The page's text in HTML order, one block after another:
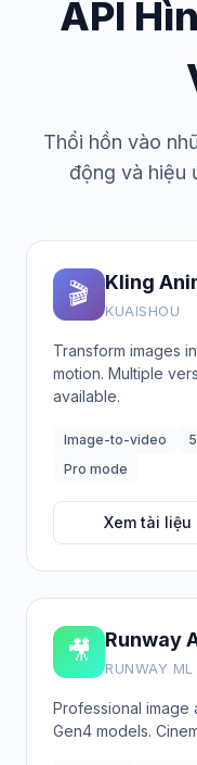
API
Thổi hồn vào
động và hiệu
🎬 Kling
KUAISHOU
Transform images
motion. Multiple
available.
Image-to-video
Pro mode
Xem tài liệu
🎥 Runway
RUNWAY ML
Professional image
Gen4 models.